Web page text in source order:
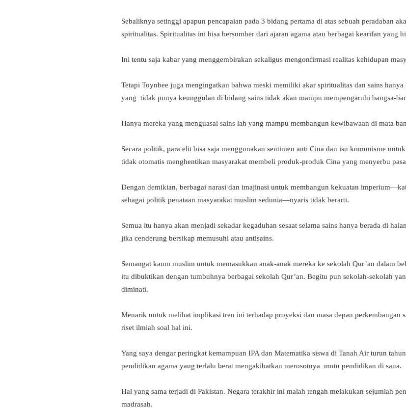
Sebaliknya setinggi apapun pencapaian pada 3 bidang pertama di atas sebuah peradaban
spiritualitas. Spiritualitas ini bisa bersumber dari ajaran agama atau berbagai kearifan yang
Ini tentu saja kabar yang menggembirakan sekaligus mengonfirmasi realitas kehidupan
Tetapi Toynbee juga mengingatkan bahwa meski memiliki akar spiritualitas dan sains
yang tidak punya keunggulan di bidang sains tidak akan mampu mempengaruhi bangsa-
Hanya mereka yang menguasai sains lah yang mampu membangun kewibawaan di mata
Secara politik, para elit bisa saja menggunakan sentimen anti Cina dan isu komunisme
tidak otomatis menghentikan masyarakat membeli produk-produk Cina yang menyerbu
Dengan demikian, berbagai narasi dan imajinasi untuk membangun kekuatan
sebagai politik penataan masyarakat muslim sedunia—nyaris tidak berarti.
Semua itu hanya akan menjadi sekadar kegaduhan sesaat selama sains hanya berada di
jika cenderung bersikap memusuhi atau antisains.
Semangat kaum muslim untuk memasukkan anak-anak mereka ke sekolah Qur’an dalam
itu dibuktikan dengan tumbuhnya berbagai sekolah Qur’an. Begitu pun sekolah-sekolah
diminati.
Menarik untuk melihat implikasi tren ini terhadap proyeksi dan masa depan perkembangan
riset ilmiah soal hal ini.
Yang saya dengar peringkat kemampuan IPA dan Matematika siswa di Tanah Air turun
pendidikan agama yang terlalu berat mengakibatkan merosotnya mutu pendidikan di sana.
Hal yang sama terjadi di Pakistan. Negara terakhir ini malah tengah melakukan sejumlah
madrasah.